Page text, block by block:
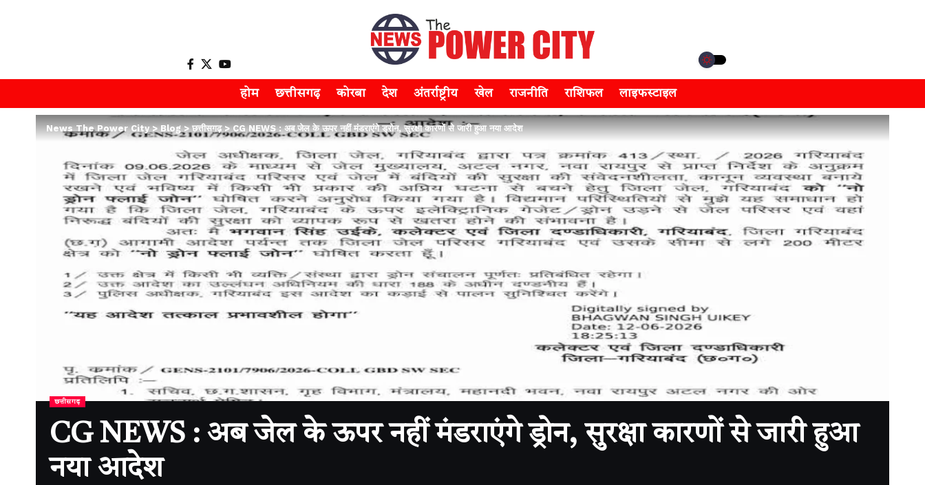
होम छत्तीसगढ़ कोरबा देश अंतर्राष्ट्रीय खेल राजनीति राशिफल लाइफस्टाइल
News The Power City>Blog>छत्तीसगढ़>CG NEWS : अब जेल के ऊपर नहीं मंडराएंगे ड्रोन, सुरक्षा कारणों से जारी हुआ नया आदेश
छत्तीसगढ़
CG NEWS : अब जेल के ऊपर नहीं मंडराएंगे ड्रोन, सुरक्षा कारणों से जारी हुआ
नया आदेश